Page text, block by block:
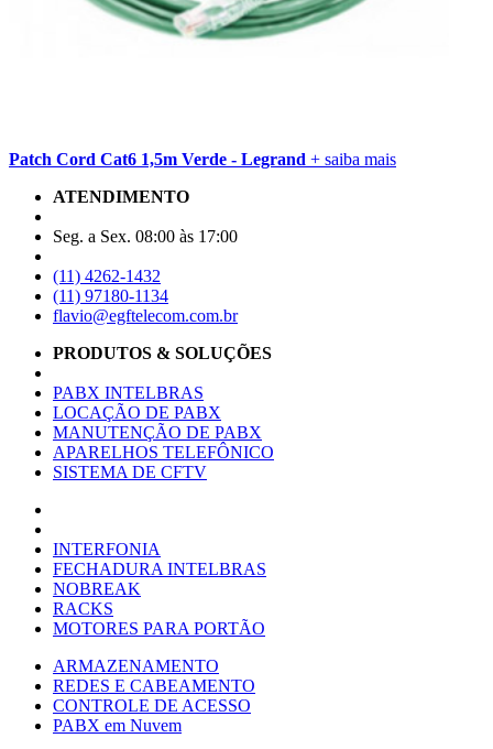
Patch Cord Cat6 1,5m Verde - Legrand + saiba mais
ATENDIMENTO
Seg. a Sex. 08:00 às 17:00
(11) 4262-1432
(11) 97180-1134
flavio@egftelecom.com.br
PRODUTOS & SOLUÇÕES
PABX INTELBRAS
LOCAÇÃO DE PABX
MANUTENÇÃO DE PABX
APARELHOS TELEFÔNICO
SISTEMA DE CFTV
INTERFONIA
FECHADURA INTELBRAS
NOBREAK
RACKS
MOTORES PARA PORTÃO
ARMAZENAMENTO
REDES E CABEAMENTO
CONTROLE DE ACESSO
PABX em Nuvem